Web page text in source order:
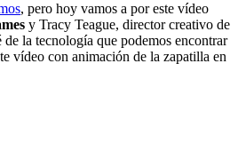
, pero hoy vamos a por este vídeo
y Tracy Teague, director creativo de
de la tecnología que podemos encontrar
vídeo con animación de la zapatilla en